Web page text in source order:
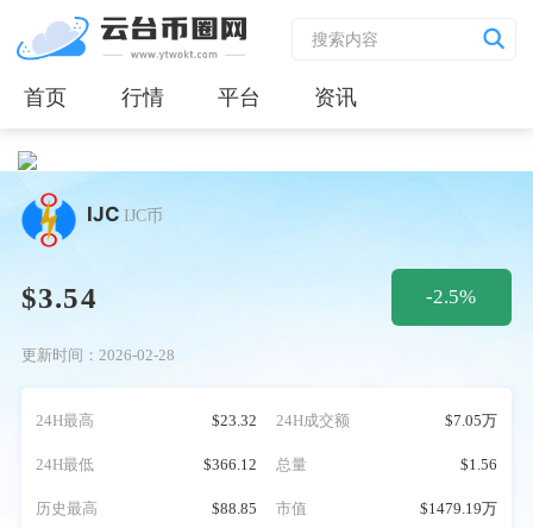
首页 行情 平台 资讯
IJC IJC币
$3.54 -2.5%
更新时间：2026-02-28
24H最高 $23.32 24H成交额 $7.05万
24H最低 $366.12 总量 $1.56
历史最高 $88.85 市值 $1479.19万